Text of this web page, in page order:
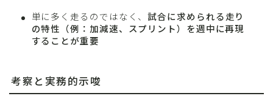
単に多く走るのではなく、試合に求められる走り
の特性（例：加減速、スプリント）を週中に再現
することが重要
考察と実務的示唆